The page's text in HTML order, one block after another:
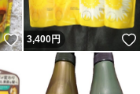
いいね！
3,400円